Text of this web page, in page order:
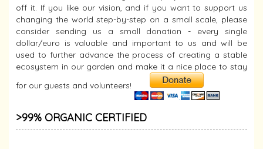
off it. If you like our vision, and if you want to support us
changing the world step-by-step on a small scale, please
consider sending us a small donation - every single
dollar/euro is valuable and important to us and will be
used to further advance the process of creating a stable
ecosystem in our garden and make it a nice place to stay
for our guests and volunteers!
>99% ORGANIC CERTIFIED